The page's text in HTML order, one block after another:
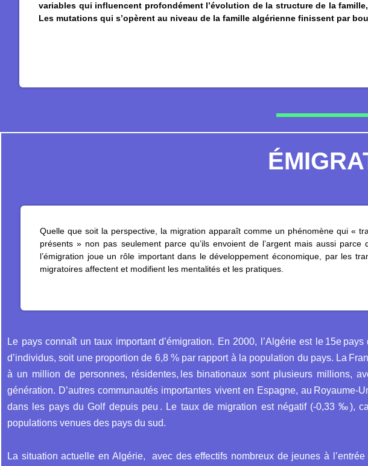
variables qui influencent profondément l’évolution de la structure de la
Les mutations qui s’opèrent au niveau de la famille algérienne finissent par
Quelle que soit la perspective, la migration apparaît comme un phénomène qui «
présents » non pas seulement parce qu’ils envoient de l’argent mais aussi
l’émigration joue un rôle important dans le développement économique, par les
migratoires affectent et modifient les mentalités et les pratiques.
Le pays connaît un taux important d’émigration. En 2000, l’Algérie est le 15e
d’individus, soit une proportion de 6,8 % par rapport à la population du pays. La
à un million de personnes, résidentes, les binationaux sont plusieurs millions,
génération. D’autres communautés importantes vivent en Espagne, au
dans les pays du Golf depuis peu . Le taux de migration est négatif (-0,33 ‰),
populations venues des pays du sud.
La situation actuelle en Algérie, avec des effectifs nombreux de jeunes à